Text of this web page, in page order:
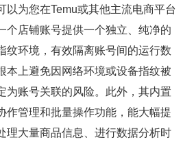
以为您在Temu或其他主流电商平台
个店铺账号提供一个独立、纯净的
纹环境，有效隔离账号间的运行数
本上避免因网络环境或设备指纹被
为账号关联的风险。此外，其内置
作管理和批量操作功能，能大幅提
理大量商品信息、进行数据分析时